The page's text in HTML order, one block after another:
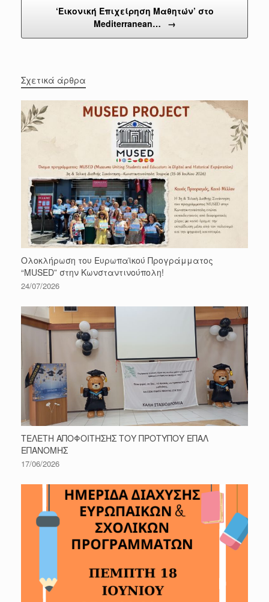
‘Εικονική Επιχείρηση Μαθητών’ στο
Mediterranean…
→
Σχετικά άρθρα
Ολοκλήρωση του Ευρωπαϊκού Προγράμματος
“MUSED” στην Κωνσταντινούπολη!
24/07/2026
ΤΕΛΕΤΗ ΑΠΟΦΟΙΤΗΣΗΣ ΤΟΥ ΠΡΟΤΥΠΟΥ ΕΠΑΛ
ΕΠΑΝΟΜΗΣ
17/06/2026